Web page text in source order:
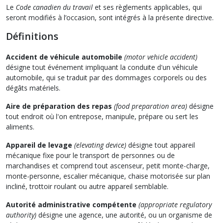
Le Code canadien du travail et ses règlements applicables, qui
seront modifiés à l’occasion, sont intégrés à la présente directive.
Définitions
Accident de véhicule automobile (motor vehicle accident)
désigne tout événement impliquant la conduite d'un véhicule
automobile, qui se traduit par des dommages corporels ou des
dégâts matériels.
Aire de préparation des repas (food preparation area) désigne
tout endroit où l'on entrepose, manipule, prépare ou sert les
aliments.
Appareil de levage (elevating device) désigne tout appareil
mécanique fixe pour le transport de personnes ou de
marchandises et comprend tout ascenseur, petit monte-charge,
monte-personne, escalier mécanique, chaise motorisée sur plan
incliné, trottoir roulant ou autre appareil semblable.
Autorité administrative compétente (appropriate regulatory
authority) désigne une agence, une autorité, ou un organisme de